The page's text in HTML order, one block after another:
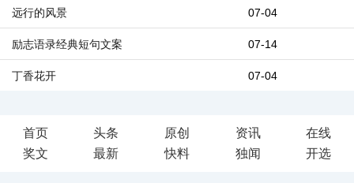
07-04
远行的风景
07-14
励志语录经典短句文案
07-04
丁香花开
首页 头条 原创 资讯
在线
奖文
最新 快料 独闻 开选